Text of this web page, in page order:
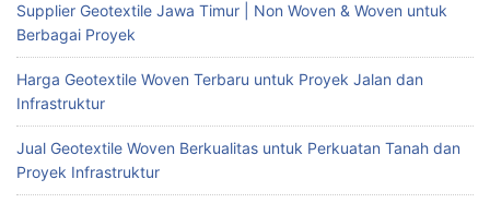
Supplier Geotextile Jawa Timur | Non Woven & Woven untuk
Berbagai Proyek
Harga Geotextile Woven Terbaru untuk Proyek Jalan dan
Infrastruktur
Jual Geotextile Woven Berkualitas untuk Perkuatan Tanah dan
Proyek Infrastruktur